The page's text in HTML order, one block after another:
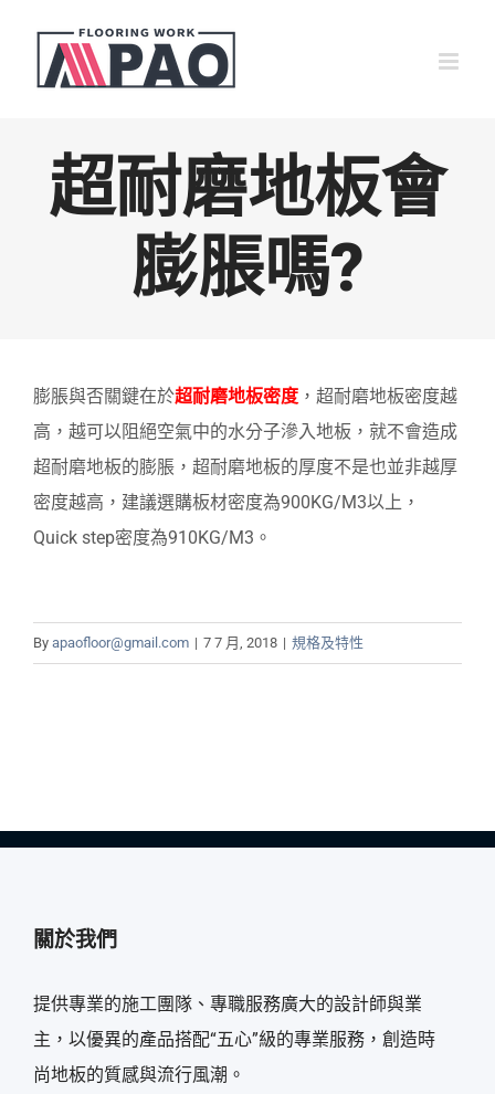
content
超耐磨地板會
膨脹嗎?
膨脹與否關鍵在於超耐磨地板密度 ，超耐磨地板密度越
高，越可以阻絕空氣中的水分子滲入地板，就不會造成
超耐磨地板的膨脹，超耐磨地板的厚度不是也並非越厚
密度越高，建議選購板材密度為900KG/M3以上，
Quick step密度為910KG/M3。
By apaofloor@gmail.com | 7 7 月, 2018 | 規格及特性
關於我們
提供專業的施工團隊、專職服務廣大的設計師與業
主，以優異的產品搭配“五心”級的專業服務，創造時
尚地板的質感與流行風潮。